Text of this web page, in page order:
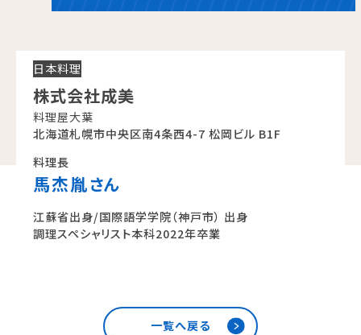
住まいサポート
学科紹介
調理学科
製菓学科
Wライセンスコース
（調理&製菓）
資格について
就職について
日本料理
株式会社成美
料理屋大葉
北海道札幌市中央区南4条西4-7 松岡ビル B1F
料理長
馬杰胤さん
江蘇省出身/国際語学学院（神戸市） 出身
調理スペシャリスト本科2022年卒業
一覧へ戻る